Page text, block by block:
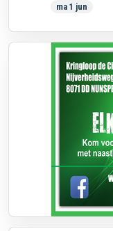
ma 1 jun